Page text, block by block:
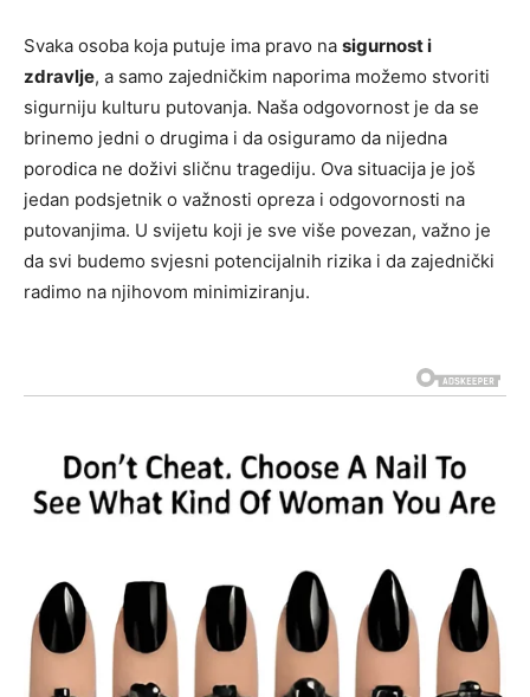
Svaka osoba koja putuje ima pravo na sigurnost i
zdravlje, a samo zajedničkim naporima možemo stvoriti
sigurniju kulturu putovanja. Naša odgovornost je da se
brinemo jedni o drugima i da osiguramo da nijedna
porodica ne doživi sličnu tragediju. Ova situacija je još
jedan podsjetnik o važnosti opreza i odgovornosti na
putovanjima. U svijetu koji je sve više povezan, važno je
da svi budemo svjesni potencijalnih rizika i da zajednički
radimo na njihovom minimiziranju.